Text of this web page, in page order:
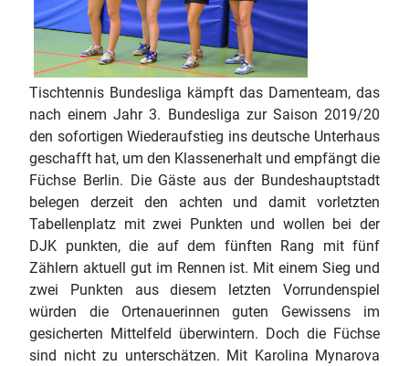
Tischtennis Bundesliga kämpft das Damenteam, das
nach einem Jahr 3. Bundesliga zur Saison 2019/20
den sofortigen Wiederaufstieg ins deutsche Unterhaus
geschafft hat, um den Klassenerhalt und empfängt die
Füchse Berlin. Die Gäste aus der Bundeshauptstadt
belegen derzeit den achten und damit vorletzten
Tabellenplatz mit zwei Punkten und wollen bei der
DJK punkten, die auf dem fünften Rang mit fünf
Zählern aktuell gut im Rennen ist. Mit einem Sieg und
zwei Punkten aus diesem letzten Vorrundenspiel
würden die Ortenauerinnen guten Gewissens im
gesicherten Mittelfeld überwintern. Doch die Füchse
sind nicht zu unterschätzen. Mit Karolina Mynarova